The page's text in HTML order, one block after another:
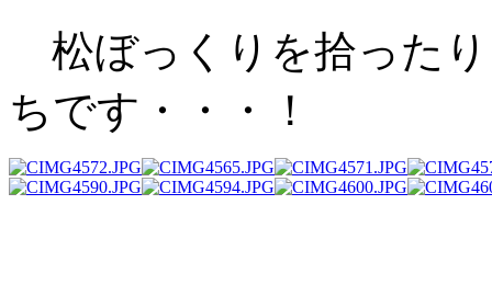
松ぼっくりを拾った
ちです・・・！